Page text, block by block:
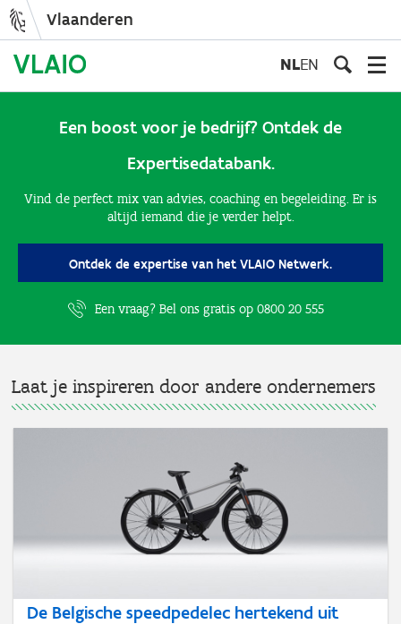
inhoud
Vlaanderen
NLEN
Een boost voor je bedrijf? Ontdek de
Expertisedatabank.
Vind de perfect mix van advies, coaching en begeleiding. Er is
altijd iemand die je verder helpt.
Ontdek de expertise van het VLAIO Netwerk.
Een vraag? Bel ons gratis op 0800 20 555
Laat je inspireren door andere ondernemers
De Belgische speedpedelec hertekend uit